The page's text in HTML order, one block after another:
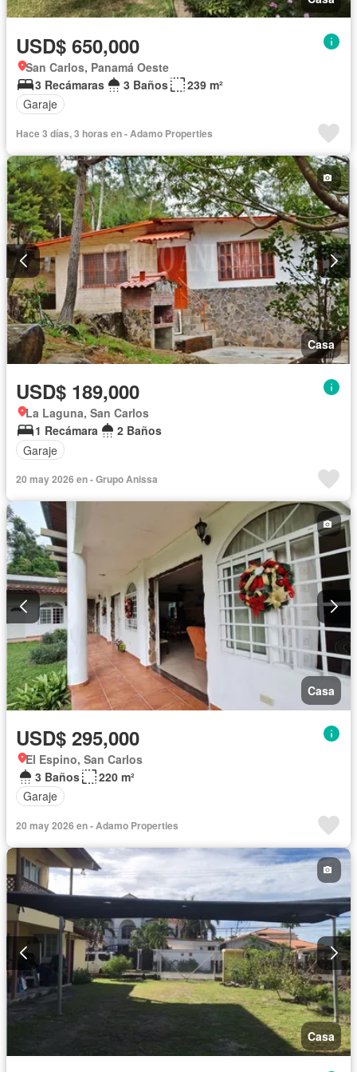
USD$ 650,000
San Carlos, Panamá Oeste
3 Recámaras
3 Baños
239 m²
Garaje
Hace 3 días, 3 horas en - Adamo Properties
Casa
USD$ 189,000
La Laguna, San Carlos
1 Recámara
2 Baños
Garaje
20 may 2026 en - Grupo Anissa
Casa
USD$ 295,000
El Espino, San Carlos
3 Baños
220 m²
Garaje
20 may 2026 en - Adamo Properties
Casa